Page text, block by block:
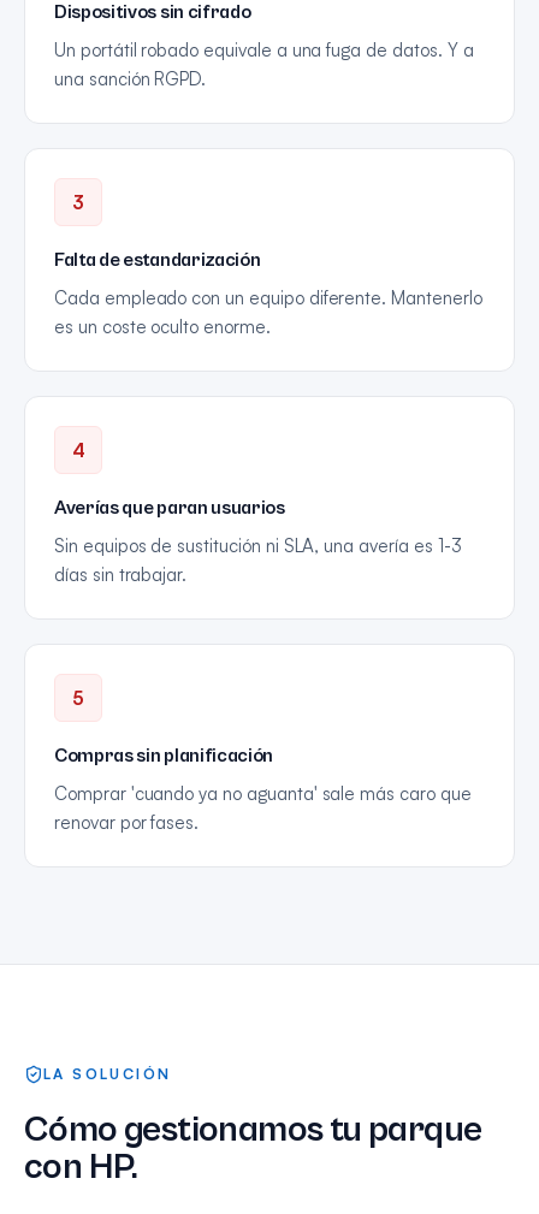
Dispositivos sin cifrado
Un portátil robado equivale a una fuga de datos. Y a
una sanción RGPD.
3
Falta de estandarización
Cada empleado con un equipo diferente. Mantenerlo
es un coste oculto enorme.
4
Averías que paran usuarios
Sin equipos de sustitución ni SLA, una avería es 1-3
días sin trabajar.
5
Compras sin planificación
Comprar 'cuando ya no aguanta' sale más caro que
renovar por fases.
LA SOLUCIÓN
Cómo gestionamos tu parque
con HP.